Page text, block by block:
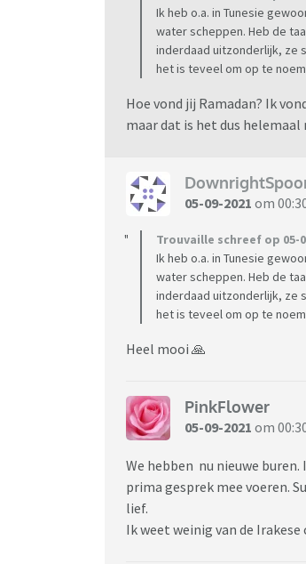
Ik heb o.a. in Tunesie
water scheppen. Heb de
inderdaad uitzonderlijk, ze
het is teveel om op te
Hoe vond jij Ramadan? Ik
maar dat is het dus
05-09-2021 om
Trouvaille schreef op 05-
Ik heb o.a. in Tunesie
water scheppen. Heb de
inderdaad uitzonderlijk, ze
het is teveel om op te
Heel mooi 🙏
PinkFlower
05-09-2021 om
We hebben nu nieuwe
prima gesprek mee voeren.
lief.
Ik weet weinig van de